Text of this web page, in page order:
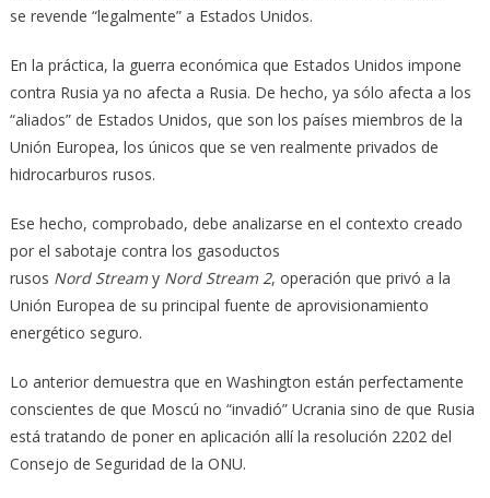
se revende ‎‎“legalmente” a Estados Unidos. ‎
En la práctica, la guerra económica que Estados Unidos impone
contra Rusia ya no afecta ‎a Rusia. De hecho, ya sólo afecta a los
“aliados” de Estados Unidos, que son los países ‎miembros de la
Unión Europea, los únicos que se ven realmente privados de
hidrocarburos rusos. ‎
Ese hecho, comprobado, debe analizarse en el contexto creado
por el sabotaje contra los ‎gasoductos
rusos Nord Streamy Nord Stream 2, operación que privó a la
Unión Europea de su ‎principal fuente de aprovisionamiento
energético seguro. ‎
Lo anterior demuestra que en Washington están perfectamente
conscientes de que Moscú ‎no “invadió” Ucrania sino de que Rusia
está tratando de poner en aplicación allí la resolución ‎‎2202 del
Consejo de Seguridad de la ONU. ‎